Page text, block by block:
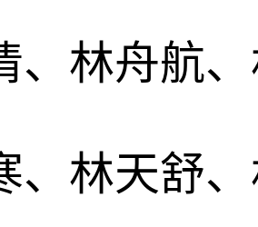
、林舟航
、林天舒